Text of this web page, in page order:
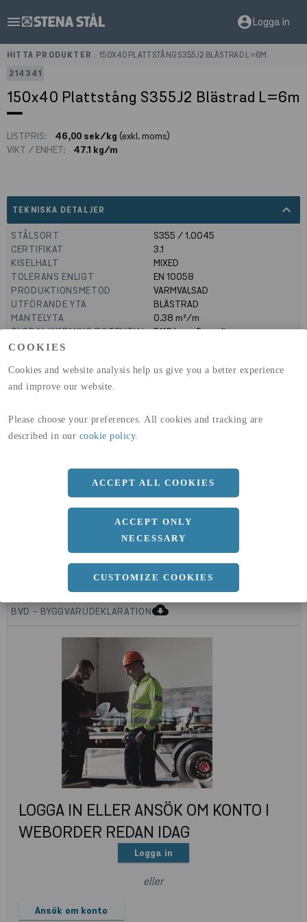
COOKIES
Cookies and website analysis help us give you a better experience
and improve our website.
Please choose your preferences. All cookies and tracking are
described in our cookie policy.
ACCEPT ALL COOKIES
ACCEPT ONLY
NECESSARY
CUSTOMIZE COOKIES
menu account_circleLogga in
HITTA PRODUKTER
150X40 PLATTSTÅNG S355J2 BLÄSTRAD L=6M
214341
150x40 Plattstång S355J2 Blästrad L=6m
LISTPRIS: 46,00 sek/kg (exkl. moms)
VIKT / ENHET:
47.1 kg/m
TEKNISKA DETALJER expand_less
STÅLSORT
S355 / 1.0045
CERTIFIKAT
3.1
KISELHALT
MIXED
TOLERANS ENLIGT
EN 10058
PRODUKTIONSMETOD
VARMVALSAD
UTFÖRANDE YTA
BLÄSTRAD
MANTELYTA
0.38 m²/m
GLOBAL WARMING POTENTIAL
(A1-A3)
3110kg co2-eq./ton
(A4)
a 150 MM
6000 MM
BVD - BYGGVARUDEKLARATIONcloud_download
LOGGA IN ELLER ANSÖK OM KONTO I
WEBORDER REDAN IDAG
Logga in
eller
Ansök om konto